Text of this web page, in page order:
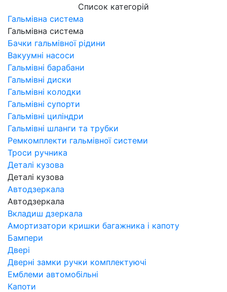
Список категорій
Гальмівна система
Гальмівна система
Бачки гальмівної рідини
Вакуумні насоси
Гальмівні барабани
Гальмівні диски
Гальмівні колодки
Гальмівні супорти
Гальмівні циліндри
Гальмівні шланги та трубки
Ремкомплекти гальмівної системи
Троси ручника
Деталі кузова
Деталі кузова
Автодзеркала
Автодзеркала
Вкладиш дзеркала
Амортизатори кришки багажника і капоту
Бампери
Двері
Дверні замки ручки комплектуючі
Емблеми автомобільні
Капоти